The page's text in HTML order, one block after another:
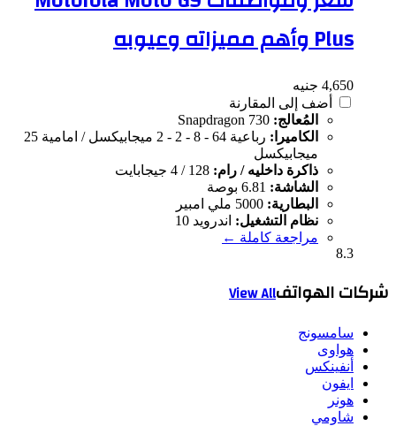
Plus وأهم مميزاته وعيوبه
4,650 جنيه
أضف إلى المقارنة
المُعالج:
الكاميرا:
رباعية 64 - 8 - 2 - 2 ميجابيكسل / امامية 25
ميجابيكسل
ذاكرة داخليه / رام:
الشاشة:
البطارية:
نظام التشغيل: اندرويد 10
مراجعة كاملة ←
8.3
شركات الهواتفView All
سامسونج
هواوى
أنفينكس
ايفون
هونر
شاومي